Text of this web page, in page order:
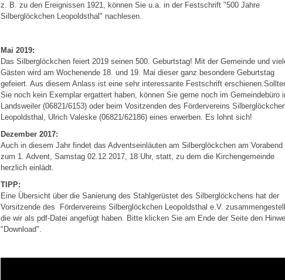
z. B. zu den Ereignissen 1921, können Sie u.a. in der Festschrift "500 Jahre
Silberglöckchen Leopoldsthal" nachlesen.
Mai 2019:
Das Silberglöckchen feiert 2019 seinen 500. Geburtstag! Mit der Gemeinde und
Gästen wird am Wochenende 18. und 19. Mai dieser ganz besondere Geburtstag
gefeiert. Aus diesem Anlass ist eine sehr interessante Festschrift
Sie noch kein Exemplar ergattert haben, können Sie gerne noch im Gemeindebüro
Landsweiler (06821/6153) oder beim Vositzenden des Fördervereins
Leopoldsthal, Ulrich Valeske (06821/62186) eines erwerben. Es lohnt sich!
Dezember 2017:
Auch in diesem Jahr findet das Adventseinläuten am Silberglöckchen am Vorabend
zum 1. Advent, Samstag 02.12.2017, 18 Uhr, statt, zu dem die Kirchengemeinde
herzlich einlädt.
TIPP:
Eine Übersicht über die Sanierung des Stahlgerüstet des Silberglöckchens hat der
Vorsitzende des Fördervereins Silberglöckchen Leopoldsthal e.V.
die wir als pdf-Datei angefügt haben. Bitte klicken Sie am Ende der Seite den
"Download".